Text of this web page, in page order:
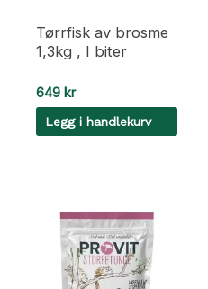
Tørrfisk av brosme
1,3kg , I biter
649 kr
Legg i handlekurv